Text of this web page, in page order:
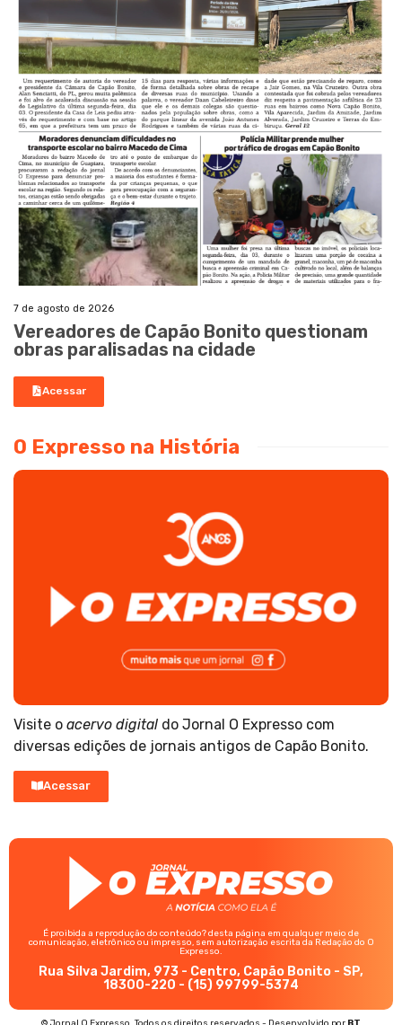
7 de agosto de 2026
Vereadores de Capão Bonito questionam
obras paralisadas na cidade
Acessar
O Expresso na História
Visite o acervo digital do Jornal O Expresso com
diversas edições de jornais antigos de Capão Bonito.
Acessar
É proibida a reprodução do conteúdo? desta página em qualquer meio de
comunicação, eletrônico ou impresso, sem autorização escrita da Redação do O
Expresso.
Rua Silva Jardim, 973 - Centro, Capão Bonito - SP,
18300-220 - (15) 99799-5374